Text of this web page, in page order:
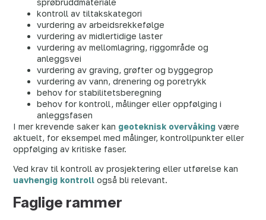
kontroll av tiltakskategori
vurdering av arbeidsrekkefølge
vurdering av midlertidige laster
vurdering av mellomlagring, riggområde og
anleggsvei
vurdering av graving, grøfter og byggegrop
vurdering av vann, drenering og poretrykk
behov for stabilitetsberegning
behov for kontroll, målinger eller oppfølging i
anleggsfasen
I mer krevende saker kan geoteknisk overvåking være
aktuelt, for eksempel med målinger, kontrollpunkter eller
oppfølging av kritiske faser.
Ved krav til kontroll av prosjektering eller utførelse kan
uavhengig kontroll også bli relevant.
Faglige rammer